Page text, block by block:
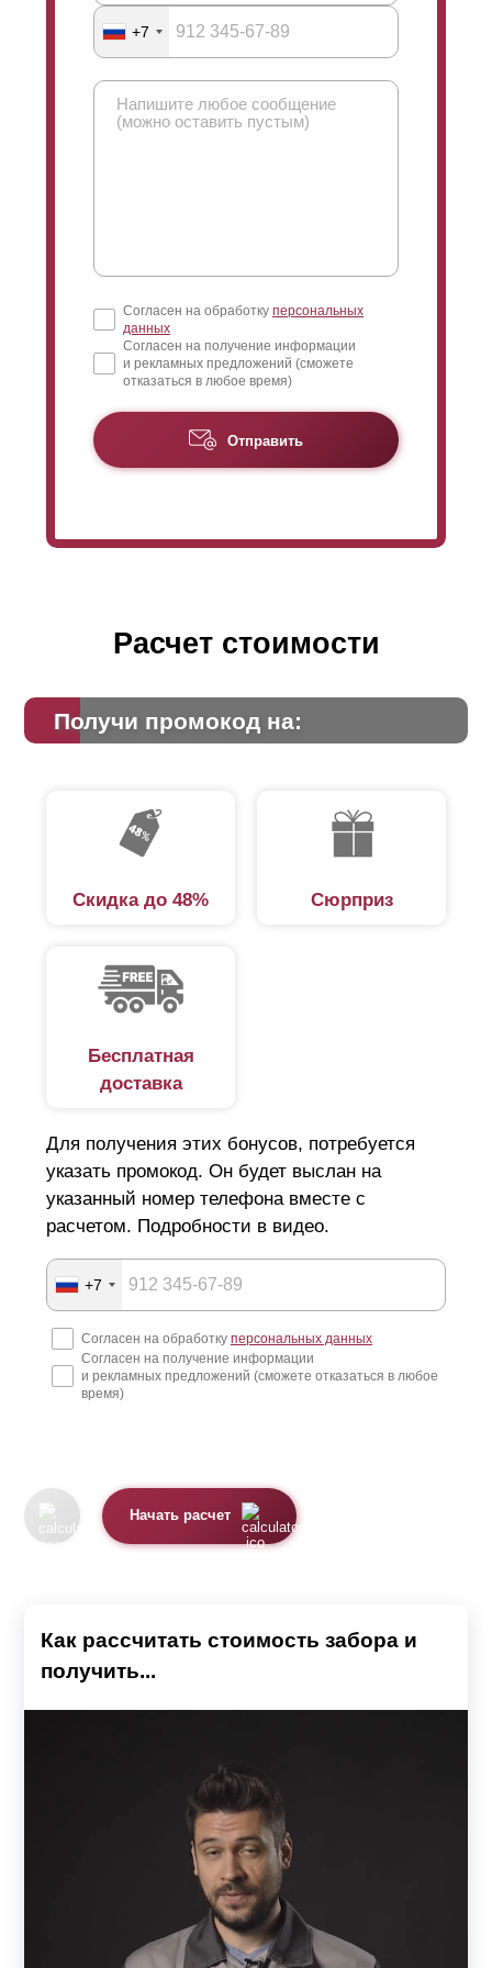
+7
Согласен на обработку персональных
данных
Согласен на получение информации
и рекламных предложений (сможете
отказаться в любое время)
Отправить
Расчет стоимости
Получи промокод на:
Скидка до 48% Сюрприз
Бесплатная
доставка
Для получения этих бонусов, потребуется
указать промокод. Он будет выслан на
указанный номер телефона вместе с
расчетом. Подробности в видео.
+7
Согласен на обработку персональных данных
Согласен на получение информации
и рекламных предложений (сможете отказаться в любое
время)
Начать расчет
Как рассчитать стоимость забора и
получить...